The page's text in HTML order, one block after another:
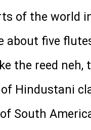
of the world
about five
the reed neh,
Hindustani
South